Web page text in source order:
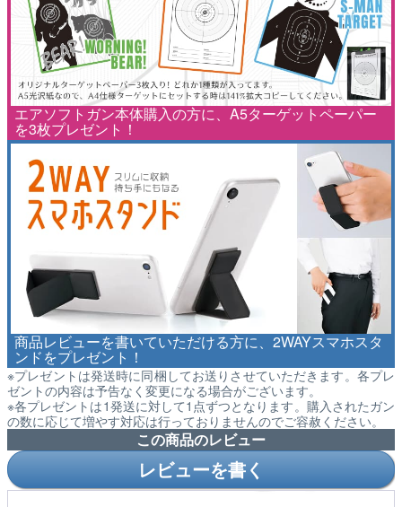
エアソフトガン本体購入の方に、A5ターゲットペーパー
を3枚プレゼント！
商品レビューを書いていただける方に、2WAYスマホスタ
ンドをプレゼント！
※プレゼントは発送時に同梱してお送りさせていただきます。各プレ
ゼントの内容は予告なく変更になる場合がございます。
※各プレゼントは1発送に対して1点ずつとなります。購入されたガン
の数に応じて増やす対応は行っておりませんのでご容赦ください。
この商品のレビュー
レビューを書く